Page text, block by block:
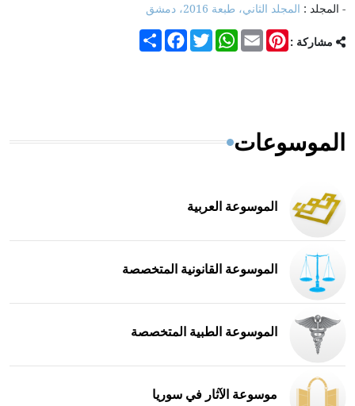
- المجلد : المجلد الثاني، طبعة 2016، دمشق
مشاركة : Share
FacebookTwitter
WhatsAppEmail
Pinterest
الموسوعات
الموسوعة العربية
الموسوعة القانونية المتخصصة
الموسوعة الطبية المتخصصة
موسوعة الآثار في سوريا